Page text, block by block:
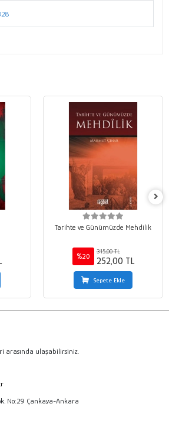
Tarihte ve Günümüzde Mehdilik
%20
315,00 TL
252,00 TL
Sepete Ekle
arasında ulaşabilirsiniz.
No:29 Çankaya-Ankara